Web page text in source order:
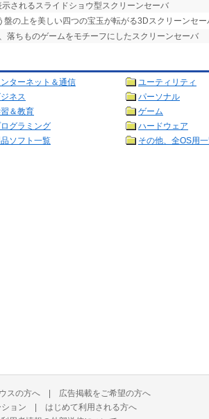
されるスライドショウ型スクリーンセーバ
盤の上を美しい四つの宝玉が転がる3Dスクリーンセー
落ちものゲームをモチーフにしたスクリーンセーバ
ターネット＆通信
ユーティリティ
ジネス
パーソナル
＆教育
ゲーム
グラミング
ハードウェア
ソフト一覧 その他、全OS用
スの方へ | 広告掲載をご希望の方へ
ョン | はじめて利用される方へ